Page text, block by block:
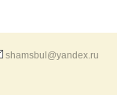
shamsbul@yandex.ru